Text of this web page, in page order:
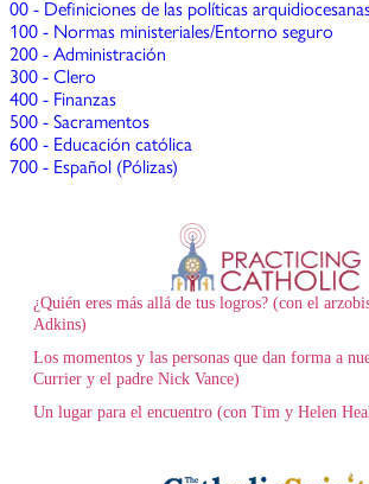
00 - Definiciones de las políticas
100 - Normas ministeriales/Entorno seguro
200 - Administración
300 - Clero
400 - Finanzas
500 - Sacramentos
600 - Educación católica
700 - Español (Pólizas)
¿Quién eres más allá de tus logros? (con el
Adkins)
Los momentos y las personas que dan forma a
Currier y el padre Nick Vance)
Un lugar para el encuentro (con Tim y Helen